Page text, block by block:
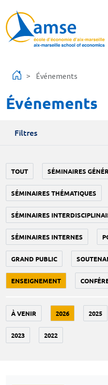
Événements
Événements
Filtres
TOUT SÉMINAIRES
SÉMINAIRES THÉMATIQUES
SÉMINAIRES
SÉMINAIRES INTERNES
GRAND PUBLIC
ENSEIGNEMENT
À VENIR 2026 2025
2023 2022